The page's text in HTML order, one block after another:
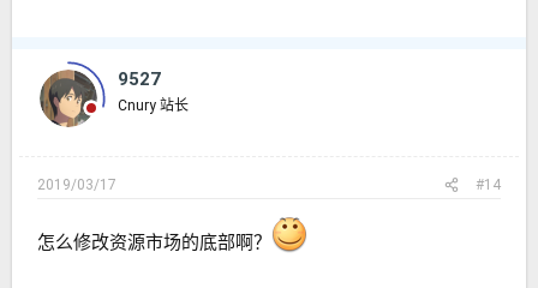
9527
Cnury 站长
2019/03/17 #14
怎么修改资源市场的底部啊？